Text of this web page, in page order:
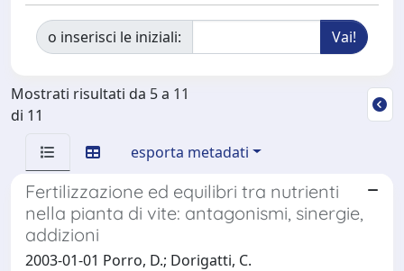
o inserisci le iniziali:
Mostrati risultati da 5 a 11
di 11
esporta metadati
Fertilizzazione ed equilibri tra nutrienti
nella pianta di vite: antagonismi, sinergie,
addizioni
2003-01-01 Porro, D.; Dorigatti, C.